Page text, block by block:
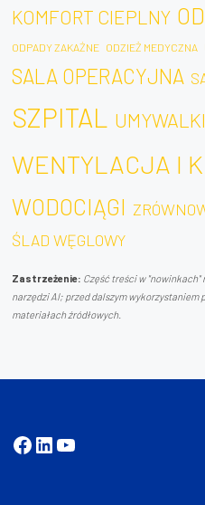
KOMFORT CIEPLNY
ODPADY ZAKAŹNE ODZIEŻ MEDYCZNA
SALA OPERACYJNA
SZPITAL UMYWALKI
WENTYLACJA I
WODOCIĄGI
ŚLAD WĘGLOWY
Zastrzeżenie: Część treści w "nowinkach"
narzędzi AI; przed dalszym
materiałach źródłowych.
Facebook
LinkedIn
YouTube